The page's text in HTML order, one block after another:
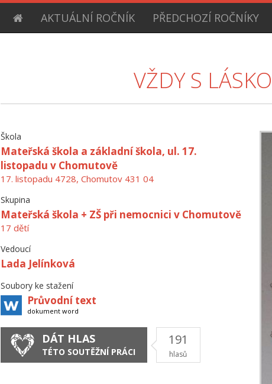
AKTUÁLNÍ ROČNÍK PŘEDCHOZÍ ROČNÍKY
VŽDY S
Škola
Mateřská škola a základní škola, ul. 17.
listopadu v Chomutově
17. listopadu 4728, Chomutov 431 04
Skupina
Mateřská škola + ZŠ při nemocnici v Chomutově
17 dětí
Vedoucí
Lada Jelínková
Soubory ke stažení
Průvodní text
dokument word
DÁT HLAS
TÉTO SOUTĚŽNÍ PRÁCI
191
hlasů